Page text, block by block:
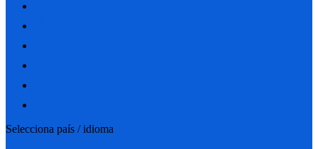
Selecciona país / idioma